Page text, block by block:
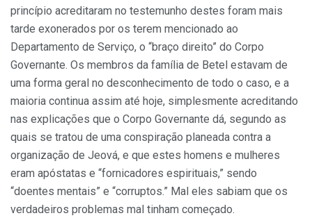
princípio acreditaram no testemunho destes foram mais
tarde exonerados por os terem mencionado ao
Departamento de Serviço, o “braço direito” do Corpo
Governante. Os membros da família de Betel estavam de
uma forma geral no desconhecimento de todo o caso, e a
maioria continua assim até hoje, simplesmente acreditando
nas explicações que o Corpo Governante dá, segundo as
quais se tratou de uma conspiração planeada contra a
organização de Jeová, e que estes homens e mulheres
eram apóstatas e “fornicadores espirituais,” sendo
“doentes mentais” e “corruptos.” Mal eles sabiam que os
verdadeiros problemas mal tinham começado.